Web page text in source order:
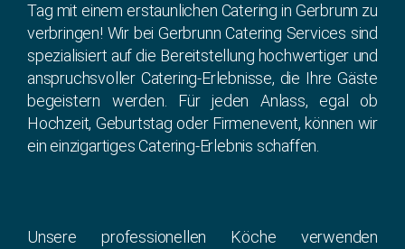
Tag mit einem erstaunlichen Catering in Gerbrunn zu
verbringen! Wir bei Gerbrunn Catering Services sind
spezialisiert auf die Bereitstellung hochwertiger und
anspruchsvoller Catering-Erlebnisse, die Ihre Gäste
begeistern werden. Für jeden Anlass, egal ob
Hochzeit, Geburtstag oder Firmenevent, können wir
ein einzigartiges Catering-Erlebnis schaffen.
Unsere professionellen Köche verwenden